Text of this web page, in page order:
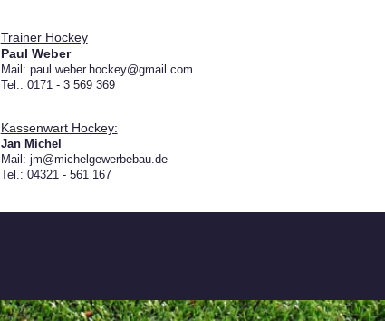
Trainer Hockey
Paul Weber
Mail: paul.weber.hockey@gmail.com
Tel.: 0171 - 3 569 369
Kassenwart Hockey:
Jan Michel
Mail: jm@michelgewerbebau.de
Tel.: 04321 - 561 167